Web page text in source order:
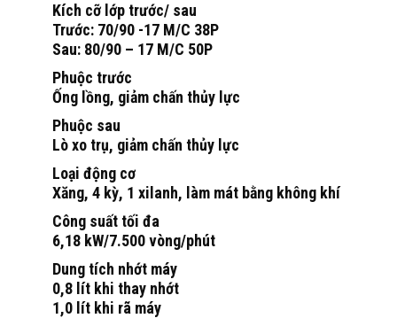
Kích cỡ lớp trước/ sau
Trước: 70/90 -17 M/C 38P
Sau: 80/90 – 17 M/C 50P
Phuộc trước
Ống lồng, giảm chấn thủy lực
Phuộc sau
Lò xo trụ, giảm chấn thủy lực
Loại động cơ
Xăng, 4 kỳ, 1 xilanh, làm mát bằng không khí
Công suất tối đa
6,18 kW/7.500 vòng/phút
Dung tích nhớt máy
0,8 lít khi thay nhớt
1,0 lít khi rã máy